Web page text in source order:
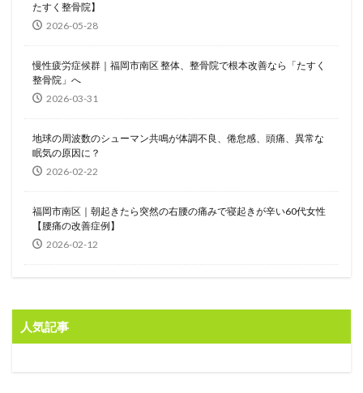
たすく整骨院】
2026-05-28
慢性疲労症候群｜福岡市南区 整体、整骨院で根本改善なら「たすく
整骨院」へ
2026-03-31
地球の周波数のシューマン共鳴が体調不良、倦怠感、頭痛、異常な
眠気の原因に？
2026-02-22
福岡市南区｜朝起きたら突然の右腰の痛みで寝起きが辛い60代女性
【腰痛の改善症例】
2026-02-12
人気記事